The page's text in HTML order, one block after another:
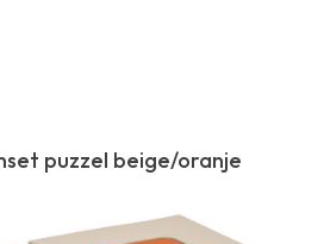
puzzel beige/oranje